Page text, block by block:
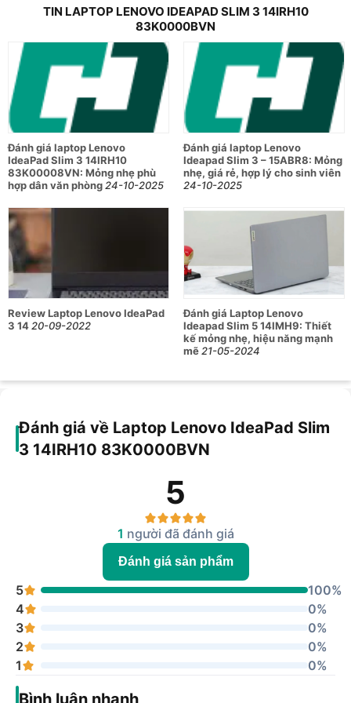
ổn định trong tầm giá hợp lý. Dưới đây là bảng thông số kỹ
thuật sản phẩm để bạn tham khảo.
Chi tiết
Thiết kế & Trọng lượng
Kích
thước
314.4 x 222.1 x 16.9 - 17.9 mm
Trọng
lượng
1.33kg
Chất liệu
Nhôm & Nhựa PC-ABS
Bộ xử lý
CPU
Xung nhịp
1.5GHz
Xung nhịp
tối đa
4.6GHz
Đồ họa
16GB DDR5
4800MHz
SSD
Màn hình
Kích
thước
TIN LAPTOP LENOVO IDEAPAD SLIM 3 14IRH10
83K0000BVN
Đánh giá laptop Lenovo
IdeaPad Slim 3 14IRH10
83K00008VN: Mỏng nhẹ phù
hợp dân văn phòng24-10-2025
Đánh giá laptop Lenovo
Ideapad Slim 3 – 15ABR8: Mỏng
nhẹ, giá rẻ, hợp lý cho sinh viên
24-10-2025
Review Laptop Lenovo IdeaPad
3 1420-09-2022
Đánh giá Laptop Lenovo
Ideapad Slim 5 14IMH9: Thiết
kế mỏng nhẹ, hiệu năng mạnh
mẽ21-05-2024
Đánh giá về Laptop Lenovo IdeaPad Slim
3 14IRH10 83K0000BVN
5
1 người đã đánh giá
Đánh giá sản phẩm
5
100%
4
0%
3
0%
2
0%
1
0%